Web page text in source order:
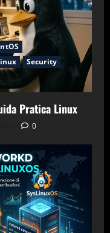
Security
Pratica Linux
0